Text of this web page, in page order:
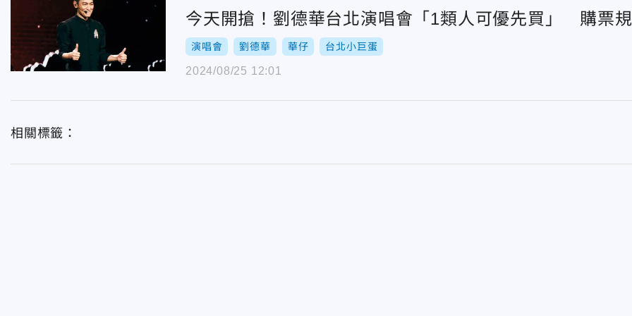
今天開搶！劉德華台北演唱會「1類人可優先買」 購票
演唱會 劉德華 華仔 台北小巨蛋
2024/08/25 12:01
相關標籤：